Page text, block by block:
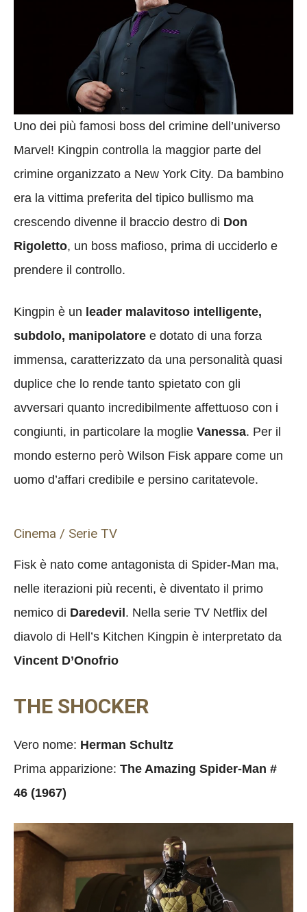
Uno dei più famosi boss del crimine dell’universo
Marvel! Kingpin controlla la maggior parte del
crimine organizzato a New York City. Da bambino
era la vittima preferita del tipico bullismo ma
crescendo divenne il braccio destro di Don
Rigoletto, un boss mafioso, prima di ucciderlo e
prendere il controllo.
Kingpin è un leader malavitoso intelligente,
subdolo, manipolatore e dotato di una forza
immensa, caratterizzato da una personalità quasi
duplice che lo rende tanto spietato con gli
avversari quanto incredibilmente affettuoso con i
congiunti, in particolare la moglie Vanessa. Per il
mondo esterno però Wilson Fisk appare come un
uomo d’affari credibile e persino caritatevole.
Cinema / Serie TV
Fisk è nato come antagonista di Spider-Man ma,
nelle iterazioni più recenti, è diventato il primo
nemico di Daredevil. Nella serie TV Netflix del
diavolo di Hell’s Kitchen Kingpin è interpretato da
Vincent D’Onofrio
THE SHOCKER
Vero nome: Herman Schultz
Prima apparizione: The Amazing Spider-Man #
46 (1967)